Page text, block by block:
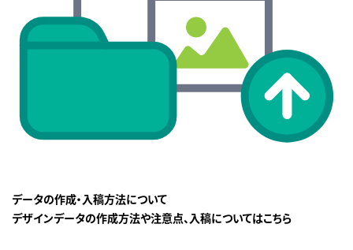
データの作成・入稿方法について
デザインデータの作成方法や注意点、入稿についてはこちら